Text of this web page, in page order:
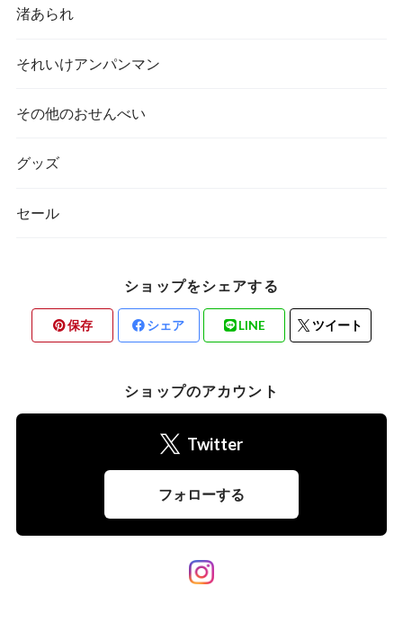
渚あられ
それいけアンパンマン
その他のおせんべい
グッズ
セール
ショップをシェアする
保存 シェア LINE ツイート
ショップのアカウント
Twitter
フォローする